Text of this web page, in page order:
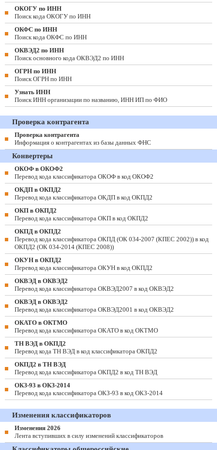
ОКОГУ по ИНН
Поиск кода ОКОГУ по ИНН
ОКФС по ИНН
Поиск кода ОКФС по ИНН
ОКВЭД2 по ИНН
Поиск основного кода ОКВЭД2 по ИНН
ОГРН по ИНН
Поиск ОГРН по ИНН
Узнать ИНН
Поиск ИНН организации по названию, ИНН ИП по ФИО
Проверка контрагента
Проверка контрагента
Информация о контрагентах из базы данных ФНС
Конвертеры
ОКОФ в ОКОФ2
Перевод кода классификатора ОКОФ в код ОКОФ2
ОКДП в ОКПД2
Перевод кода классификатора ОКДП в код ОКПД2
ОКП в ОКПД2
Перевод кода классификатора ОКП в код ОКПД2
ОКПД в ОКПД2
Перевод кода классификатора ОКПД (ОК 034-2007 (КПЕС 2002)) в код
ОКПД2 (ОК 034-2014 (КПЕС 2008))
ОКУН в ОКПД2
Перевод кода классификатора ОКУН в код ОКПД2
ОКВЭД в ОКВЭД2
Перевод кода классификатора ОКВЭД2007 в код ОКВЭД2
ОКВЭД в ОКВЭД2
Перевод кода классификатора ОКВЭД2001 в код ОКВЭД2
ОКАТО в ОКТМО
Перевод кода классификатора ОКАТО в код ОКТМО
ТН ВЭД в ОКПД2
Перевод кода ТН ВЭД в код классификатора ОКПД2
ОКПД2 в ТН ВЭД
Перевод кода классификатора ОКПД2 в код ТН ВЭД
ОКЗ-93 в ОКЗ-2014
Перевод кода классификатора ОКЗ-93 в код ОКЗ-2014
Изменения классификаторов
Изменения 2026
Лента вступивших в силу изменений классификаторов